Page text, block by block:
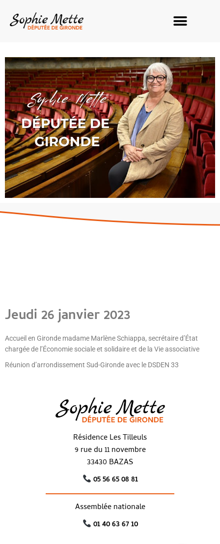
Jeudi 26 janvier 2023
Accueil en Gironde madame Marlène Schiappa, secrétaire d’État
chargée de l’Économie sociale et solidaire et de la Vie associative
Réunion d’arrondissement Sud-Gironde avec le DSDEN 33
Résidence Les Tilleuls
9 rue du 11 novembre
33430 BAZAS
05 56 65 08 81
Assemblée nationale
01 40 63 67 10